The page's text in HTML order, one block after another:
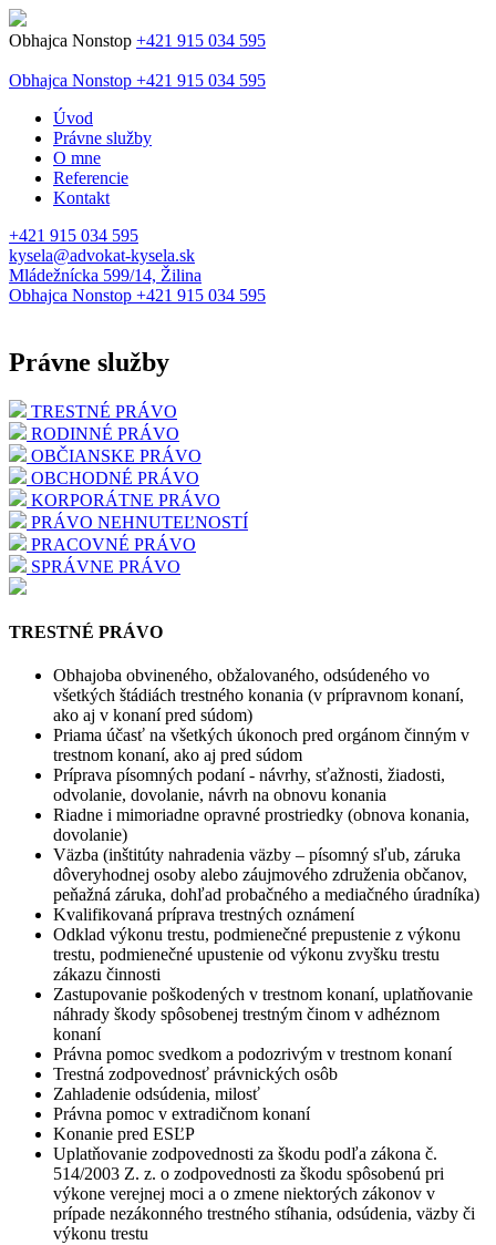
Obhajca Nonstop +421 915 034 595
Obhajca Nonstop +421 915 034 595
Úvod
Právne služby
O mne
Referencie
Kontakt
+421 915 034 595
kysela@advokat-kysela.sk
Mládežnícka 599/14, Žilina
Obhajca Nonstop +421 915 034 595
Právne služby
TRESTNÉ PRÁVO
RODINNÉ PRÁVO
OBČIANSKE PRÁVO
OBCHODNÉ PRÁVO
KORPORÁTNE PRÁVO
PRÁVO NEHNUTEĽNOSTÍ
PRACOVNÉ PRÁVO
SPRÁVNE PRÁVO
TRESTNÉ PRÁVO
Obhajoba obvineného, obžalovaného, odsúdeného vo
všetkých štádiách trestného konania (v prípravnom konaní,
ako aj v konaní pred súdom)
Priama účasť na všetkých úkonoch pred orgánom činným v
trestnom konaní, ako aj pred súdom
Príprava písomných podaní - návrhy, sťažnosti, žiadosti,
odvolanie, dovolanie, návrh na obnovu konania
Riadne i mimoriadne opravné prostriedky (obnova konania,
dovolanie)
Väzba (inštitúty nahradenia väzby – písomný sľub, záruka
dôveryhodnej osoby alebo záujmového združenia občanov,
peňažná záruka, dohľad probačného a mediačného úradníka)
Kvalifikovaná príprava trestných oznámení
Odklad výkonu trestu, podmienečné prepustenie z výkonu
trestu, podmienečné upustenie od výkonu zvyšku trestu
zákazu činnosti
Zastupovanie poškodených v trestnom konaní, uplatňovanie
náhrady škody spôsobenej trestným činom v adhéznom
konaní
Právna pomoc svedkom a podozrivým v trestnom konaní
Trestná zodpovednosť právnických osôb
Zahladenie odsúdenia, milosť
Právna pomoc v extradičnom konaní
Konanie pred ESĽP
Uplatňovanie zodpovednosti za škodu podľa zákona č.
514/2003 Z. z. o zodpovednosti za škodu spôsobenú pri
výkone verejnej moci a o zmene niektorých zákonov v
prípade nezákonného trestného stíhania, odsúdenia, väzby či
výkonu trestu